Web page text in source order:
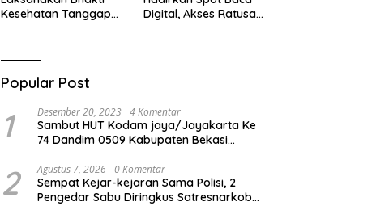
Kesehatan Tanggap
Digital, Akses Ratusan
Popular Post
1 Desember 20, 2023 4 Komentar
Sambut HUT Kodam jaya/Jayakarta Ke
74 Dandim 0509 Kabupaten Bekasi
Yatim-Piatu
2 Agustus 7, 2026 0 Komentar
Sempat Kejar-kejaran Sama Polisi, 2
Pengedar Sabu Diringkus Satresnarkoba